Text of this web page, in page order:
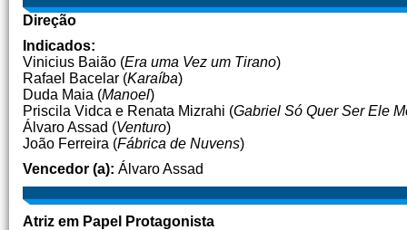
Direção
Indicados:
Vinicius Baião (Era uma Vez um Tirano)
Rafael Bacelar (Karaíba)
Duda Maia (Manoel)
Priscila Vidca e Renata Mizrahi (Gabriel Só Quer Ser Ele
Álvaro Assad (Venturo)
João Ferreira (Fábrica de Nuvens)
Vencedor (a): Álvaro Assad
Atriz em Papel Protagonista